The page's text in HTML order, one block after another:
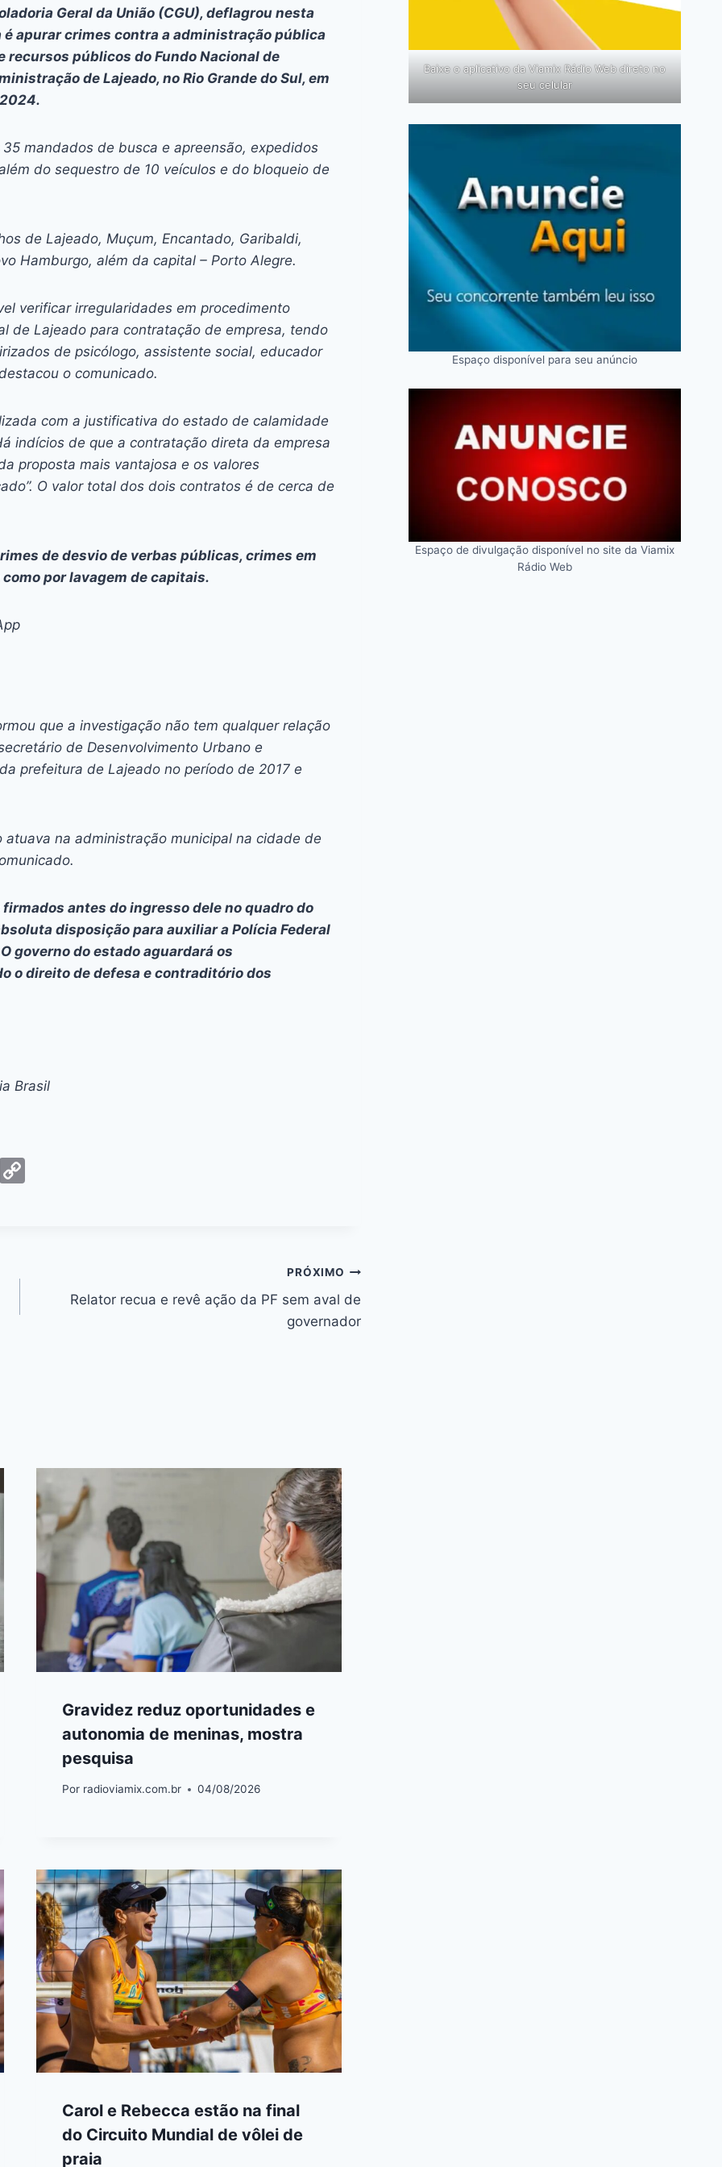
p
y
Li
n
k
Geral da União (CGU), deflagrou nesta
é apurar crimes contra a administração pública
recursos públicos do Fundo Nacional de
de Lajeado, no Rio Grande do Sul, em
mandados de busca e apreensão, expedidos
do sequestro de 10 veículos e do bloqueio de
de Lajeado, Muçum, Encantado, Garibaldi,
Hamburgo, além da capital – Porto Alegre.
verificar irregularidades em procedimento
de Lajeado para contratação de empresa, tendo
de psicólogo, assistente social, educador
o comunicado.
com a justificativa do estado de calamidade
indícios de que a contratação direta da empresa
proposta mais vantajosa e os valores
O valor total dos dois contratos é de cerca de
de desvio de verbas públicas, crimes em
por lavagem de capitais.
que a investigação não tem qualquer relação
de Desenvolvimento Urbano e
prefeitura de Lajeado no período de 2017 e
na administração municipal na cidade de
antes do ingresso dele no quadro do
disposição para auxiliar a Polícia Federal
governo do estado aguardará os
o direito de defesa e contraditório dos
Brasil
G
PRÓXIMO
Relator recua e revê ação da PF sem aval de
governador
Gravidez reduz oportunidades e
autonomia de meninas, mostra
pesquisa
Por radioviamix.com.br 04/08/2026
Carol e Rebecca estão na final
do Circuito Mundial de vôlei de
praia
Baixe o aplicativo da Viamix Rádio Web direto no
seu celular
Espaço disponível para seu anúncio
Espaço de divulgação disponível no site da Viamix
Rádio Web